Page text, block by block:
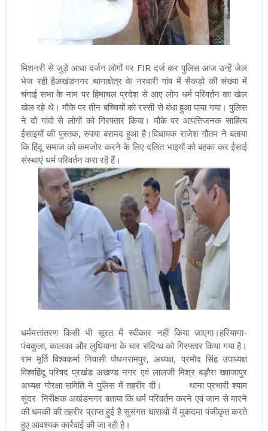
मिशनरी से जुड़े आधा दर्जन लोगों पर FIR दर्ज कर पुलिस आज उन्हें जेल
भेज रही हैअखंडनगर थानाक्षेत्र के नरवारी गांव में सैकड़ो की संख्या में
चंगाई सभा के नाम पर हिमाचल प्रदेश से आए लोग धर्म परिवर्तन का खेल
खेल रहे थे। मौके पर तीन बच्चियों को रस्सी से बंधा हुआ पाया गया। पुलिस
ने दो गांवो से लोगों को गिरफ्तार किया। मौके पर आपत्तिजनक साहित्य
ईसाइयों की पुस्तक, रुपया बरामद हुआ है।विधायक राजेश गौतम ने बताया
कि हिंदू समाज को कमजोर करने के लिए दलित भाइयों को बहका कर ईसाई
संस्थाएं धर्म परिवर्तन करा रहें हैं।
धर्ममत्तांतरण किसी भी सूरत में स्वीकार नहीं किया जाएगा।हरियाणा-
पंचकुला, कालका और लुधियाना के चार संदिग्ध को गिरफ्तार किया गया है।
राम मूर्ति विश्वकर्मा निवासी पौधनरामपुर, अध्यक्ष, प्रमोद सिंह उपाध्यक्ष
विश्वहिंदू परिषद प्रखंड अखण्ड नगर एवं लालजी मिश्र बड़ौरा ख्वाजापुर
अध्यक्ष गोरक्षा समिति ने पुलिस में तहरीर दी। थाना प्रभारी श्याम
सुंदर निरीक्षक अखंडनगर बताया कि धर्म परिवर्तन करने एवं जान से मारने
की धमकी की तहरीर प्राप्त हुई है सुसंगत धाराओं में मुकदमा पंजीकृत करते
हुए आवश्यक कार्रवाई की जा रही है।